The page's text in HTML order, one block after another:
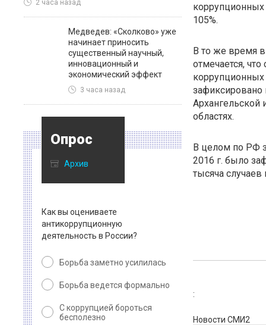
2 часа назад
Медведев: «Сколково» уже
начинает приносить
существенный научный,
инновационный и
экономический эффект
3 часа назад
Опрос
Архив
Как вы оцениваете
антикоррупционную
деятельность в России?
Борьба заметно усилилась
Борьба ведется формально
С коррупцией бороться
бесполезно
коррупционных
105%.
В то же время
отмечается,
коррупционных
зафиксировано
Архангельской
областях.
В целом по РФ
2016 г. было
тысяча случаев
:
Новости СМИ2